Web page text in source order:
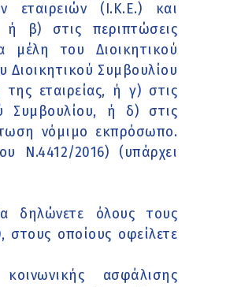
εταιρειών (Ι.Κ.Ε.) και
ή β) στις περιπτώσεις
μέλη του Διοικητικού
Συμβουλίου
εταιρείας, ή γ) στις
Συμβουλίου, ή δ) στις
νόμιμο εκπρόσωπο.
Ν.4412/2016) (υπάρχει
δηλώνετε όλους τους
στους οποίους οφείλετε
ασφάλισης